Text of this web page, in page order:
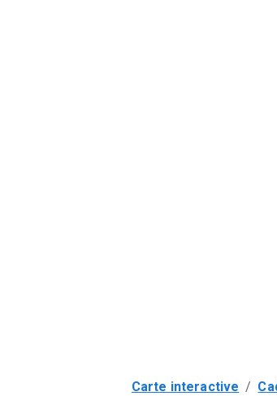
Carte interactive /